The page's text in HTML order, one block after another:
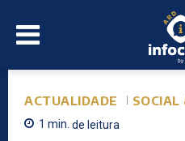
ACTUALIDADE SOCIAL
1 min. de leitura